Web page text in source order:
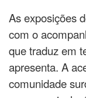
As exposições
com o
que traduz em
apresenta. A
comunidade